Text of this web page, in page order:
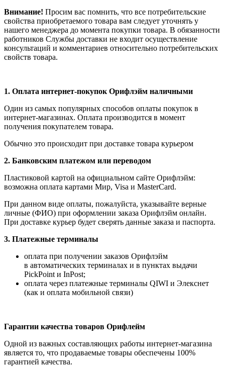
Внимание! Просим вас помнить, что все потребительские
свойства приобретаемого товара вам следует уточнять у
нашего менеджера до момента покупки товара. В обязанности
работников Службы доставки не входит осуществление
консультаций и комментариев относительно потребительских
свойств товара.
1. Оплата интернет-покупок Орифлэйм наличными
Один из самых популярных способов оплаты покупок в
интернет-магазинах. Оплата производится в момент
получения покупателем товара.
Обычно это происходит при доставке товара курьером
2. Банковским платежом или переводом
Пластиковой картой на официальном сайте Орифлэйм:
возможна оплата картами Мир, Visa и MasterCard.
При данном виде оплаты, пожалуйста, указывайте верные
личные (ФИО) при оформлении заказа Орифлэйм онлайн.
При доставке курьер будет сверять данные заказа и паспорта.
3. Платежные терминалы
оплата при получении заказов Орифлэйм
в автоматических терминалах и в пунктах выдачи
PickPoint и InPost;
оплата через платежные терминалы QIWI и Элекснет
(как и оплата мобильной связи)
Гарантии качества товаров Орифлейм
Одной из важных составляющих работы интернет-магазина
является то, что продаваемые товары обеспечены 100%
гарантией качества.